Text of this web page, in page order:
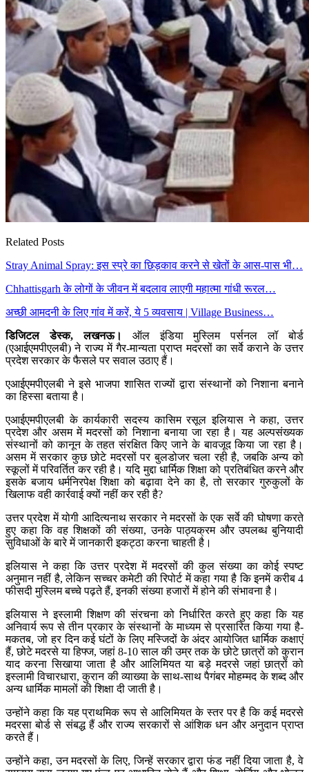
Related Posts
Stray Animal Spray: इस स्प्रे का छिड़काव करने से खेतों के आस-पास भी…
Chhattisgarh के लोगों के जीवन में बदलाव लाएगी महात्मा गांधी रूरल…
अच्छी आमदनी के लिए गांव में करें, ये 5 व्यवसाय | Village Business…
डिजिटल डेस्क, लखनऊ।
ऑल इंडिया मुस्लिम पर्सनल लॉ बोर्ड
(एआईएमपीएलबी) ने राज्य में गैर-मान्यता प्राप्त मदरसों का सर्वे कराने के उत्तर
प्रदेश सरकार के फैसले पर सवाल उठाए हैं।
एआईएमपीएलबी ने इसे भाजपा शासित राज्यों द्वारा संस्थानों को निशाना बनाने
का हिस्सा बताया है।
एआईएमपीएलबी के कार्यकारी सदस्य कासिम रसूल इलियास ने कहा, उत्तर
प्रदेश और असम में मदरसों को निशाना बनाया जा रहा है। यह अल्पसंख्यक
संस्थानों को कानून के तहत संरक्षित किए जाने के बावजूद किया जा रहा है।
असम में सरकार कुछ छोटे मदरसों पर बुलडोजर चला रही है, जबकि अन्य को
स्कूलों में परिवर्तित कर रही है। यदि मुद्दा धार्मिक शिक्षा को प्रतिबंधित करने और
इसके बजाय धर्मनिरपेक्ष शिक्षा को बढ़ावा देने का है, तो सरकार गुरुकुलों के
खिलाफ वही कार्रवाई क्यों नहीं कर रही है?
उत्तर प्रदेश में योगी आदित्यनाथ सरकार ने मदरसों के एक सर्वे की घोषणा करते
हुए कहा कि वह शिक्षकों की संख्या, उनके पाठ्यक्रम और उपलब्ध बुनियादी
सुविधाओं के बारे में जानकारी इकट्ठा करना चाहती है।
इलियास ने कहा कि उत्तर प्रदेश में मदरसों की कुल संख्या का कोई स्पष्ट
अनुमान नहीं है, लेकिन सच्चर कमेटी की रिपोर्ट में कहा गया है कि इनमें करीब 4
फीसदी मुस्लिम बच्चे पढ़ते हैं, इनकी संख्या हजारों में होने की संभावना है।
इलियास ने इस्लामी शिक्षण की संरचना को निर्धारित करते हुए कहा कि यह
अनिवार्य रूप से तीन प्रकार के संस्थानों के माध्यम से प्रसारित किया गया है-
मकतब, जो हर दिन कई घंटों के लिए मस्जिदों के अंदर आयोजित धार्मिक कक्षाएं
हैं, छोटे मदरसे या हिफ्ज, जहां 8-10 साल की उम्र तक के छोटे छात्रों को कुरान
याद करना सिखाया जाता है और आलिमियत या बड़े मदरसे जहां छात्रों को
इस्लामी विचारधारा, कुरान की व्याख्या के साथ-साथ पैगंबर मोहम्मद के शब्द और
अन्य धार्मिक मामलों की शिक्षा दी जाती है।
उन्होंने कहा कि यह प्राथमिक रूप से आलिमियत के स्तर पर है कि कई मदरसे
मदरसा बोर्ड से संबद्ध हैं और राज्य सरकारों से आंशिक धन और अनुदान प्राप्त
करते हैं।
उन्होंने कहा, उन मदरसों के लिए, जिन्हें सरकार द्वारा फंड नहीं दिया जाता है, वे